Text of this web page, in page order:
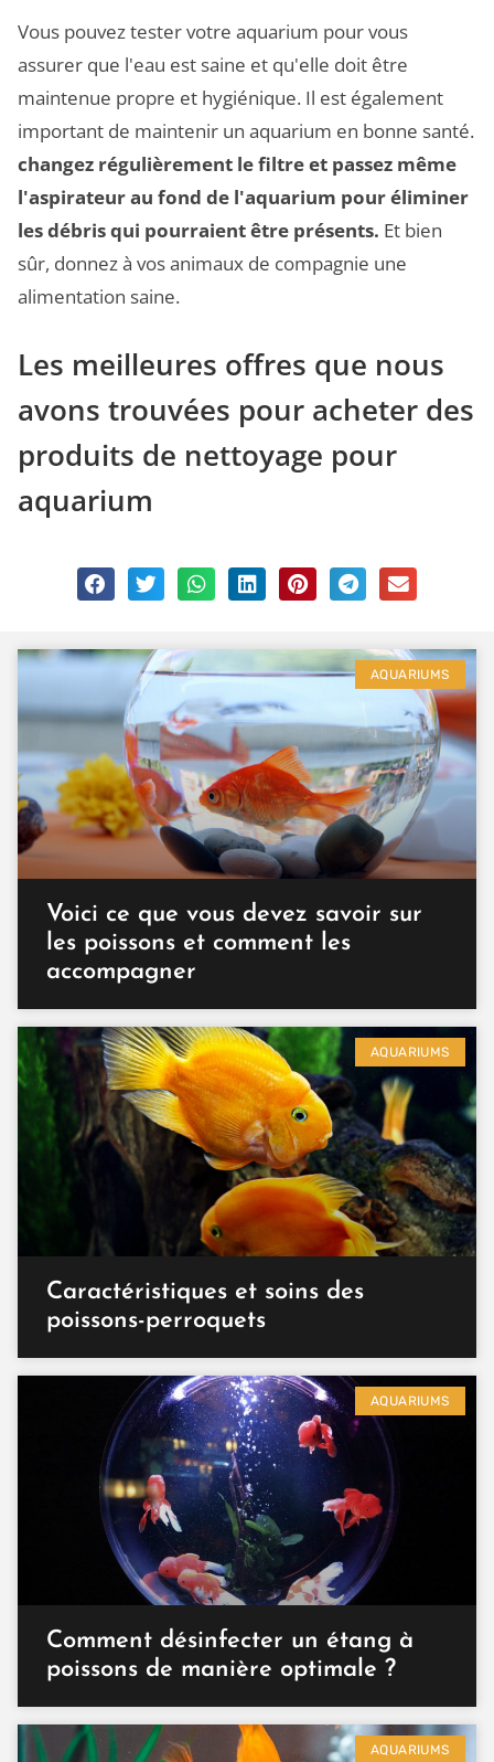
Vous pouvez tester votre aquarium pour vous
assurer que l'eau est saine et qu'elle doit être
maintenue propre et hygiénique. Il est également
important de maintenir un aquarium en bonne santé.
changez régulièrement le filtre et passez même
l'aspirateur au fond de l'aquarium pour éliminer
les débris qui pourraient être présents. Et bien
sûr, donnez à vos animaux de compagnie une
alimentation saine.
Les meilleures offres que nous
avons trouvées pour acheter des
produits de nettoyage pour
aquarium
AQUARIUMS
Voici ce que vous devez savoir sur
les poissons et comment les
accompagner
AQUARIUMS
Caractéristiques et soins des
poissons-perroquets
AQUARIUMS
Comment désinfecter un étang à
poissons de manière optimale ?
AQUARIUMS